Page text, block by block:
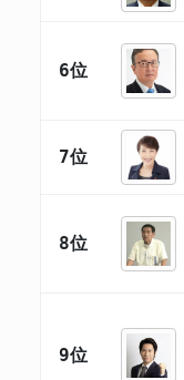
6位
7位
8位
9位